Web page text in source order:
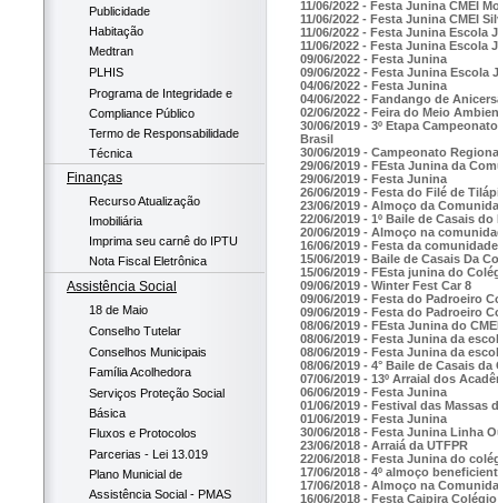
Publicidade
Habitação
Medtran
PLHIS
Programa de Integridade e
Compliance Público
Termo de Responsabilidade
Técnica
Finanças
Recurso Atualização
Imobiliária
Imprima seu carnê do IPTU
Nota Fiscal Eletrônica
Assistência Social
18 de Maio
Conselho Tutelar
Conselhos Municipais
Família Acolhedora
Serviços Proteção Social
Básica
Fluxos e Protocolos
Parcerias - Lei 13.019
Plano Municial de
Assistência Social - PMAS
11/06/2022 - Festa Junina CMEI
11/06/2022 - Festa Junina CMEI
11/06/2022 - Festa Junina Escola
11/06/2022 - Festa Junina Escola
09/06/2022 - Festa Junina
09/06/2022 - Festa Junina Escola
04/06/2022 - Festa Junina
04/06/2022 - Fandango de
02/06/2022 - Feira do Meio
30/06/2019 - 3º Etapa
Brasil
30/06/2019 - Campeonato
29/06/2019 - FEsta Junina da
29/06/2019 - Festa Junina
26/06/2019 - Festa do Filé de
23/06/2019 - Almoço da
22/06/2019 - 1º Baile de Casais
20/06/2019 - Almoço na
16/06/2019 - Festa da
15/06/2019 - Baile de Casais Da
15/06/2019 - FEsta junina do
09/06/2019 - Winter Fest Car 8
09/06/2019 - Festa do Padroeiro
09/06/2019 - Festa do Padroeiro
08/06/2019 - FEsta Junina do
08/06/2019 - Festa Junina da
08/06/2019 - Festa Junina da
08/06/2019 - 4° Baile de Casais
07/06/2019 - 13º Arraial dos
06/06/2019 - Festa Junina
01/06/2019 - Festival das Massas
01/06/2019 - Festa Junina
30/06/2018 - Festa Junina Linha
23/06/2018 - Arraiá da UTFPR
22/06/2018 - Festa Junina do
17/06/2018 - 4º almoço
17/06/2018 - Almoço na
16/06/2018 - Festa Caipira